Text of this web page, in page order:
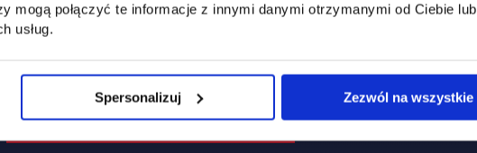
mogą połączyć te informacje z innymi danymi otrzymanymi od Ciebie lub
usług.
Spersonalizuj Zezwól na wszystkie